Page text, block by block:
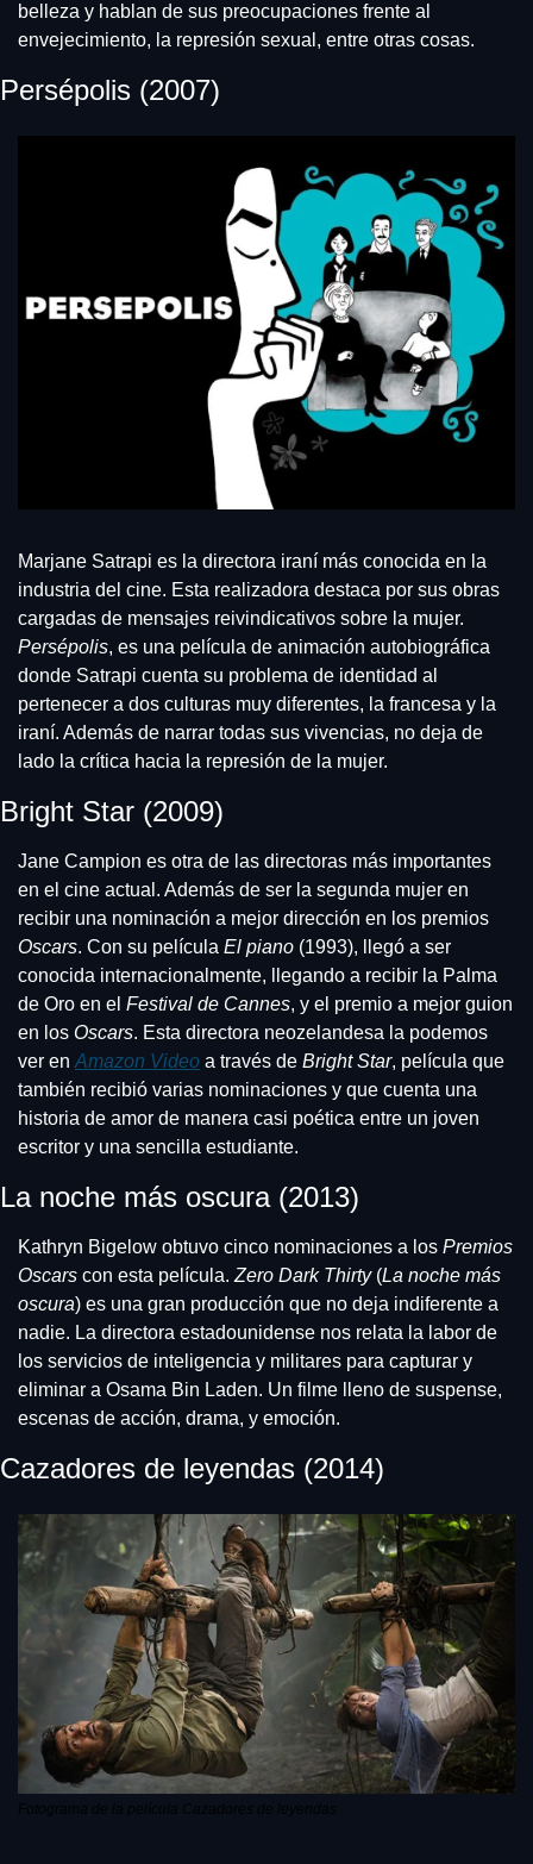
belleza y hablan de sus preocupaciones frente al
envejecimiento, la represión sexual, entre otras cosas.
Persépolis (2007)
Marjane Satrapi es la directora iraní más conocida en la
industria del cine. Esta realizadora destaca por sus obras
Persépolis, es una película de animación autobiográfica
donde Satrapi cuenta su problema de identidad al
pertenecer a dos culturas muy diferentes, la francesa y la
iraní. Además de narrar todas sus vivencias, no deja de
lado la crítica hacia la represión de la mujer.
Bright Star (2009)
Jane Campion es otra de las directoras más importantes
en el cine actual. Además de ser la segunda mujer en
Oscars. Con su película El piano (1993), llegó a ser
conocida internacionalmente, llegando a recibir la Palma
de Oro en el Festival de Cannes, y el premio a mejor guion
en los Oscars. Esta directora neozelandesa la podemos
ver en Amazon Video a través de Bright Star, película que
también recibió varias nominaciones y que cuenta una
historia de amor de manera casi poética entre un joven
escritor y una sencilla estudiante.
La noche más oscura (2013)
Kathryn Bigelow obtuvo cinco nominaciones a los Premios
Oscars con esta película. Zero Dark Thirty (La noche más
oscura) es una gran producción que no deja indiferente a
nadie. La directora estadounidense nos relata la labor de
los servicios de inteligencia y militares para capturar y
eliminar a Osama Bin Laden. Un filme lleno de suspense,
escenas de acción, drama, y emoción.
Cazadores de leyendas (2014)
Fotograma de la película Cazadores de leyendas